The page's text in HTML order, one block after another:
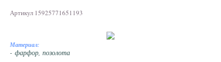
Артикул 15925771651193
Материал:
- фарфор, позолота